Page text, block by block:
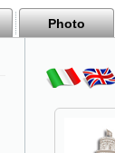
Photo